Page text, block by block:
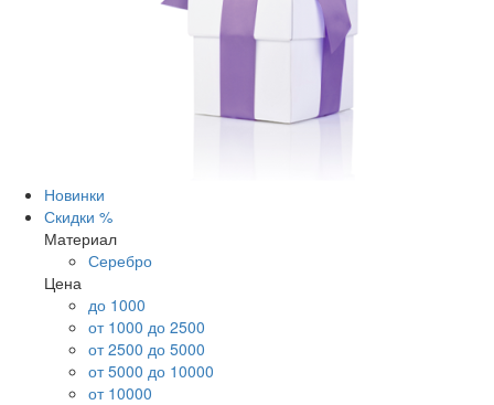
Новинки
Скидки %
Материал
Серебро
Цена
до 1000
от 1000 до 2500
от 2500 до 5000
от 5000 до 10000
от 10000